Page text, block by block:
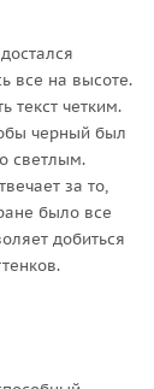
все на высоте.
текст четким.
черный был
светлым.
за то,
было все
добиться